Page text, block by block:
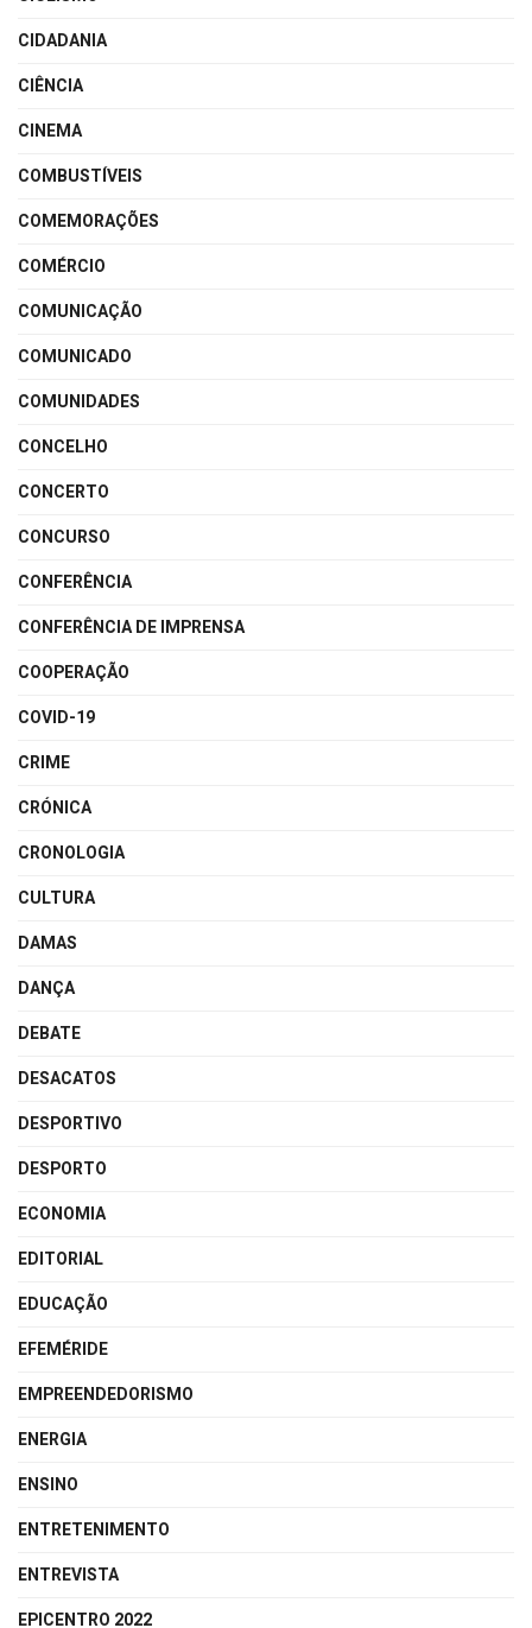
CIDADANIA
CIÊNCIA
CINEMA
COMBUSTÍVEIS
COMEMORAÇÕES
COMÉRCIO
COMUNICAÇÃO
COMUNICADO
COMUNIDADES
CONCELHO
CONCERTO
CONCURSO
CONFERÊNCIA
CONFERÊNCIA DE IMPRENSA
COOPERAÇÃO
COVID-19
CRIME
CRÓNICA
CRONOLOGIA
CULTURA
DAMAS
DANÇA
DEBATE
DESACATOS
DESPORTIVO
DESPORTO
ECONOMIA
EDITORIAL
EDUCAÇÃO
EFEMÉRIDE
EMPREENDEDORISMO
ENERGIA
ENSINO
ENTRETENIMENTO
ENTREVISTA
EPICENTRO 2022